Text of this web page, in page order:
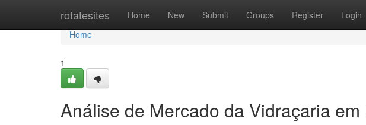
rotatesites Home New Submit Groups Register Login
Home
Home
1
Análise de Mercado da Vidraçaria em